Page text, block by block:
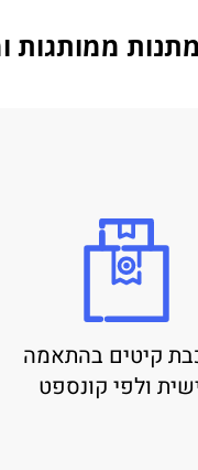
ממותגות
קיטים בהתאמה
ולפי קונספט